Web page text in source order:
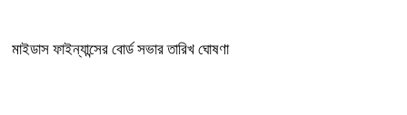
মাইডাস ফাইন্যান্সের বোর্ড সভার তারিখ ঘোষণা